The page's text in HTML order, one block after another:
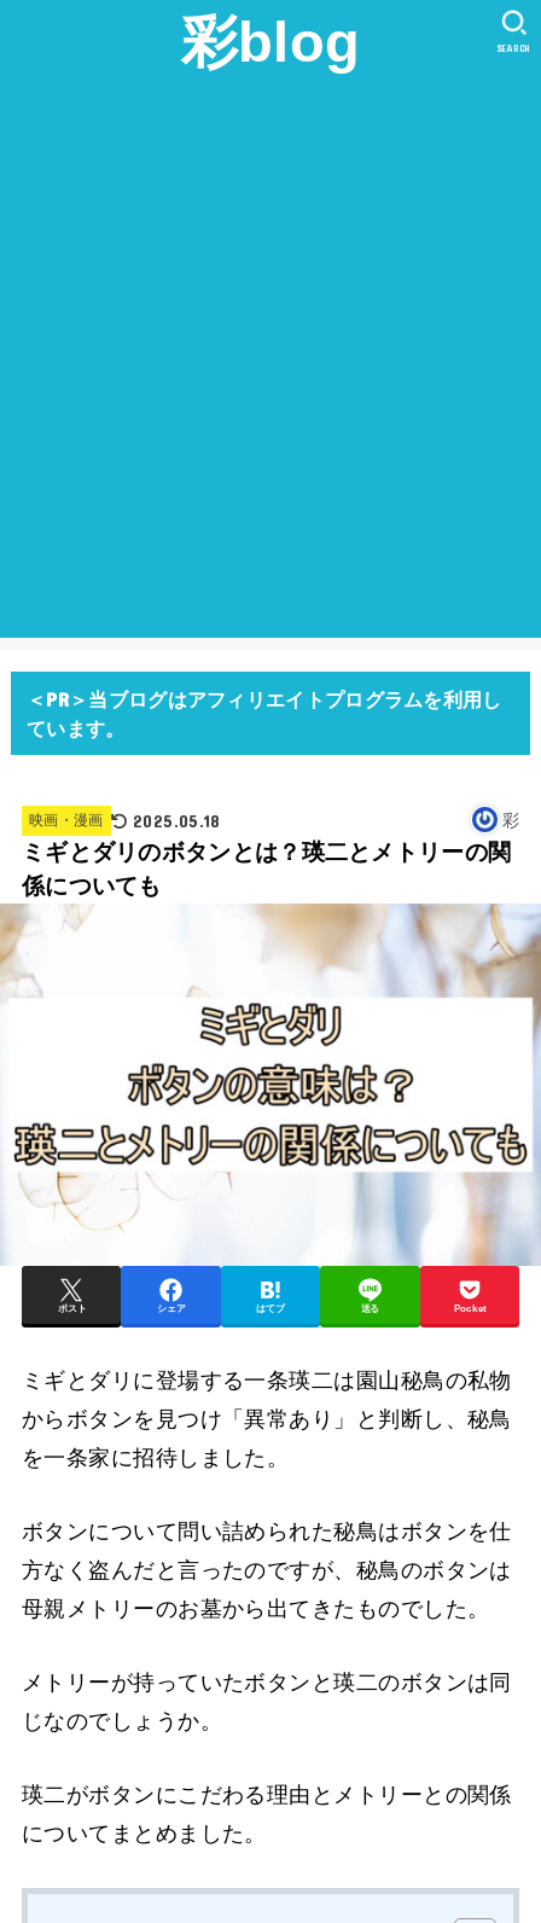
彩blog SEARCH
＜PR＞当ブログはアフィリエイトプログラムを利用し
ています。
映画・漫画 2025.05.18 彩
ミギとダリのボタンとは？瑛二とメトリーの関
係についても
ポスト シェア はてブ 送る Pocket
ミギとダリに登場する一条瑛二は園山秘鳥の私物
からボタンを見つけ「異常あり」と判断し、秘鳥
を一条家に招待しました。
ボタンについて問い詰められた秘鳥はボタンを仕
方なく盗んだと言ったのですが、秘鳥のボタンは
母親メトリーのお墓から出てきたものでした。
メトリーが持っていたボタンと瑛二のボタンは同
じなのでしょうか。
瑛二がボタンにこだわる理由とメトリーとの関係
についてまとめました。